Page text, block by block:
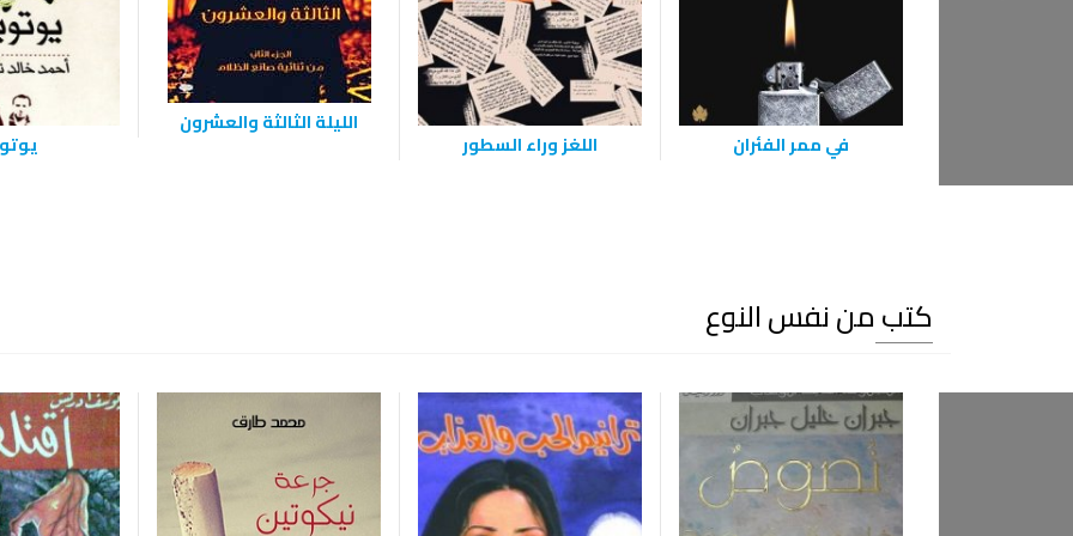
في ممر الفئران اللغز وراء السطور
الليلة الثالثة والعشرون
كتب من نفس النوع